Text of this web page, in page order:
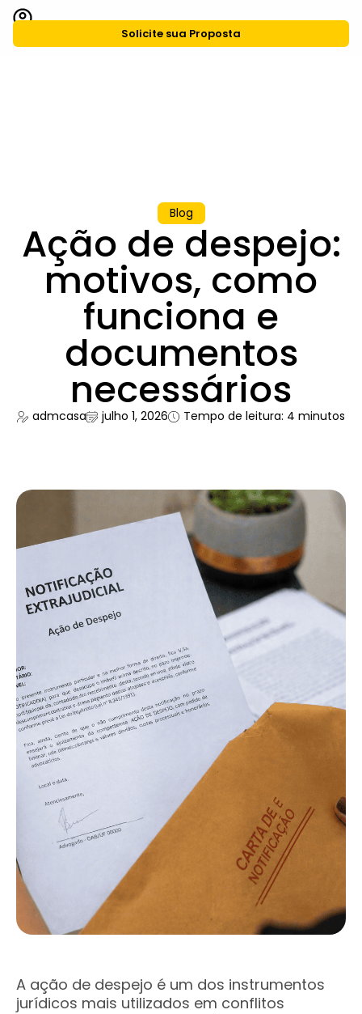
Solicite sua Proposta
Blog
Ação de despejo:
motivos, como
funciona e
documentos
necessários
admcasa julho 1, 2026 Tempo de leitura: 4 minutos
A ação de despejo é um dos instrumentos
jurídicos mais utilizados em conflitos